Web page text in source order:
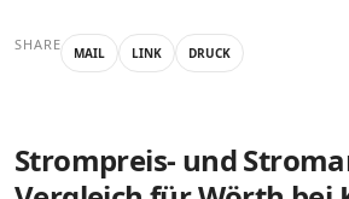
SHARE MAIL LINK DRUCK
Strompreis- und